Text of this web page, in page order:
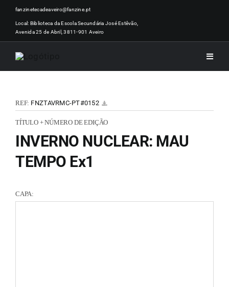
Skip
content
fanzinetecadeaveiro@fanzine.pt
Local: Biblioteca da Escola Secundária José Estêvão,
Avenida 25 de Abril, 3811-901 Aveiro
Toggle
REF: FNZTAVRMC-PT#0152
TÍTULO + NÚMERO DE EDIÇÃO
INVERNO NUCLEAR: MAU
TEMPO Ex1
CAPA: